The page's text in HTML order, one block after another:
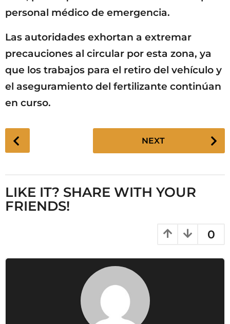
personal médico de emergencia.
Las autoridades exhortan a extremar
precauciones al circular por esta zona, ya
que los trabajos para el retiro del vehículo y
el aseguramiento del fertilizante continúan
en curso.
P
o
P
a
a
NEXT
LIKE IT? SHARE WITH YOUR
FRIENDS!
0